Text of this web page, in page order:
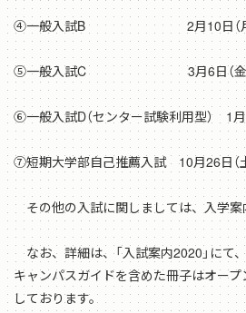
④一般入試B 2月10日（月）・
⑤一般入試C 3月6日（金
⑥一般入試D（センター試験利用型） 1月
⑦短期大学部自己推薦入試 10月26日（
その他の入試に関しましては、入学案
なお、詳細は、「入試案内2020」にて
キャンパスガイドを含めた冊子はオー
しております。